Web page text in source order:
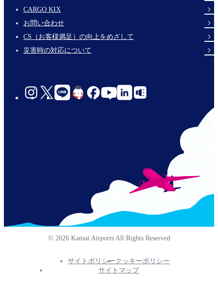
Footer
Links
CARGO KIX
お問い合わせ
CS（お客様満足）の向上をめざして
災害時の対応について
social-
© 2026 Kansai Airports All Rights Reserved
サイトポリシークッキーポリシー
サイトマップ